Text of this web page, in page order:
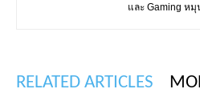
และ Gaming หมุ
RELATED ARTICLES